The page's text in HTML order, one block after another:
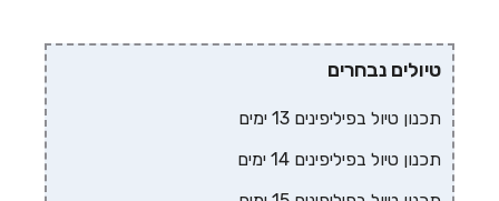
טיולים נבחרים
תכנון טיול בפיליפינים 13 ימים
תכנון טיול בפיליפינים 14 ימים